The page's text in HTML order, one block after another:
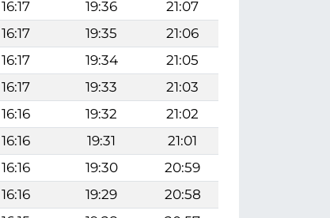
16:17 19:36
21:07
16:17 19:35
21:06
16:17 19:34
21:05
16:17 19:33
21:03
16:16 19:32
21:02
16:16 19:31
21:01
16:16 19:30
20:59
16:16 19:29
20:58